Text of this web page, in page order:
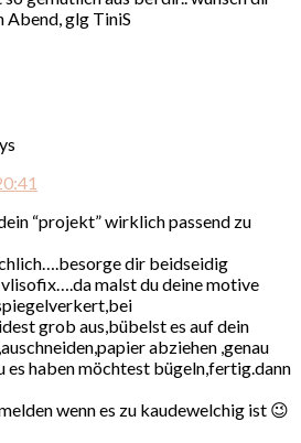
Abend, glg TiniS
“projekt” wirklich passend zu
dir beidseidig
malst du deine motive
grob aus,bübelst es auf dein
abziehen ,genau
es haben möchtest bügeln,fertig.dann
wenn es zu kaudewelchig ist 😉